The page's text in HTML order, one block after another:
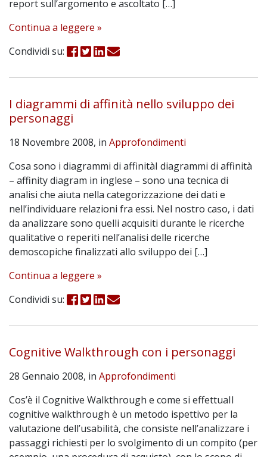
report sull’argomento e ascoltato […]
Continua a leggere »
Condividi su:
I diagrammi di affinità nello sviluppo dei
personaggi
18 Novembre 2008, in Approfondimenti
Cosa sono i diagrammi di affinitàI diagrammi di affinità
– affinity diagram in inglese – sono una tecnica di
analisi che aiuta nella categorizzazione dei dati e
nell’individuare relazioni fra essi. Nel nostro caso, i dati
da analizzare sono quelli acquisiti durante le ricerche
qualitative o reperiti nell’analisi delle ricerche
demoscopiche finalizzati allo sviluppo dei […]
Continua a leggere »
Condividi su:
Cognitive Walkthrough con i personaggi
28 Gennaio 2008, in Approfondimenti
Cos’è il Cognitive Walkthrough e come si effettuaIl
cognitive walkthrough è un metodo ispettivo per la
valutazione dell’usabilità, che consiste nell’analizzare i
passaggi richiesti per lo svolgimento di un compito (per